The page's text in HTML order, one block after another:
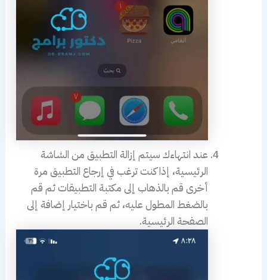
عند انتهاءك سيتم إزالة التطبيق من الشاشة
الرئيسية، إذا كنت ترغب في إرجاع التطبيق مرة
أخرى قم بالذهاب إلى مكتبة التطبيقات ثم قم
بالضغط المطول عليه، ثم قم باختيار إضافة إلى
الصفحة الرئيسية.